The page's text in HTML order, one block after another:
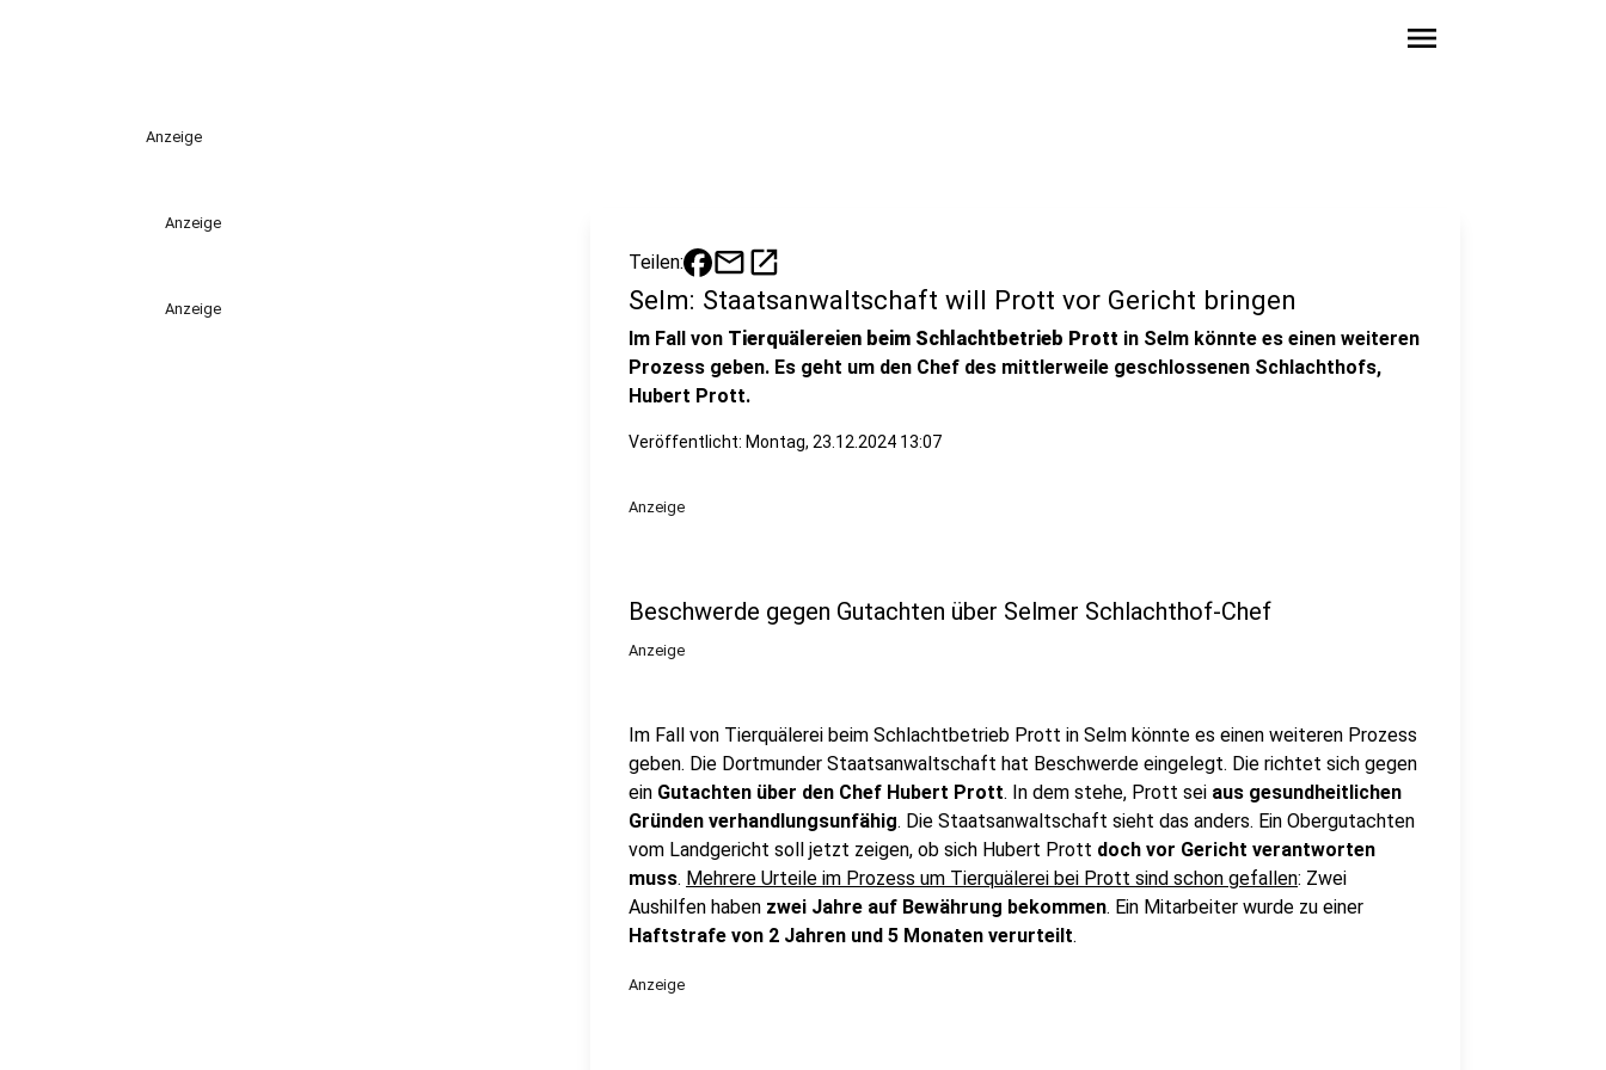
menu
Anzeige
Anzeige
Anzeige
Teilen: mailopen_in_new
Selm: Staatsanwaltschaft will Prott vor Gericht bringen
Im Fall von Tierquälereien beim Schlachtbetrieb Prott in Selm könnte es einen weiteren
Prozess geben. Es geht um den Chef des mittlerweile geschlossenen Schlachthofs,
Hubert Prott.
Veröffentlicht: Montag, 23.12.2024 13:07
Anzeige
Beschwerde gegen Gutachten über Selmer Schlachthof-Chef
Anzeige
Im Fall von Tierquälerei beim Schlachtbetrieb Prott in Selm könnte es einen weiteren Prozess
geben. Die Dortmunder Staatsanwaltschaft hat Beschwerde eingelegt. Die richtet sich gegen
ein Gutachten über den Chef Hubert Prott. In dem stehe, Prott sei aus gesundheitlichen
Gründen verhandlungsunfähig. Die Staatsanwaltschaft sieht das anders. Ein Obergutachten
vom Landgericht soll jetzt zeigen, ob sich Hubert Prott doch vor Gericht verantworten
muss. Mehrere Urteile im Prozess um Tierquälerei bei Prott sind schon gefallen: Zwei
Aushilfen haben zwei Jahre auf Bewährung bekommen. Ein Mitarbeiter wurde zu einer
Haftstrafe von 2 Jahren und 5 Monaten verurteilt.
Anzeige